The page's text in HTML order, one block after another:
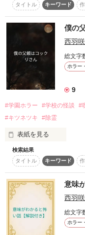
寮に入っている者同士
なにも知らないあたし
だ……
柳井ツムギ（ﾔﾅｲ　ﾂﾑｷ）
「今日からここで生活
光本竜季（ﾐﾂﾓﾄ　ﾘｭｳｷ
「あぁ。寮生活頑張ろ
その日から恐ろしい出
て……！！
【ダルマさんが転んだ
これは呪われし禁断の
まずは鬼を決めてくだ
で待つこと。
す。
その際、座って行うと
※注意※
①一度始めてしまうと
分～３時33分の間に四
②捕まった者は、罰と
タイトル
キーワード
僕の
西羽
総文字
ホラー
9
#学園ホラー #学校の怪談 #
#キツネツキ
#除霊
表紙を見る
これは君と僕だけの秘
実はね、僕のお父さん
検索結果
タイトル
キーワード
意味
西羽
総文字
ホラー